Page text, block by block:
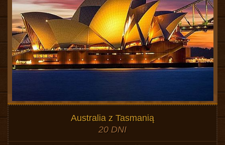
Australia z Tasmanią
20 DNI